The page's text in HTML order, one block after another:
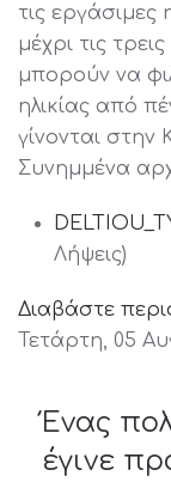
τις
μέχρι τις
μπορούν να
ηλικίας από
γίνονται στην
Συνημμένα
Λήψεις)
Διαβάστε
Τετάρτη, 05
Ένας
έγινε